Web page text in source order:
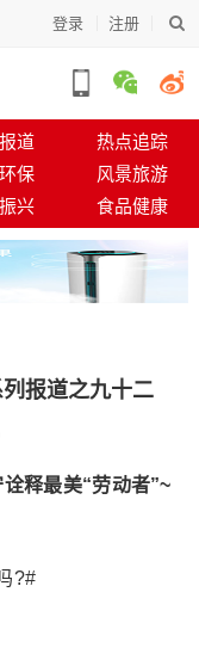
登录 注册
道
热点追踪
保
风景旅游
兴 食品健康
报道之九十二
释最美“劳动者”~
?#